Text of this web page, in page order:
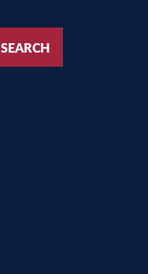
SEARCH